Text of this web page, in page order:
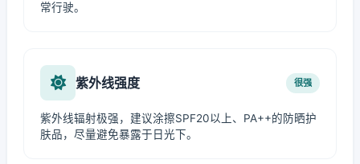
常行驶。
紫外线强度 很强
紫外线辐射极强，建议涂擦SPF20以上、PA++的防晒护
肤品，尽量避免暴露于日光下。